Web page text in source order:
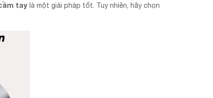
tay là một giải pháp tốt. Tuy nhiên, hãy chọn